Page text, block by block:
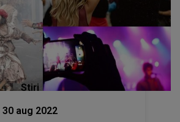
Stiri
30 aug 2022